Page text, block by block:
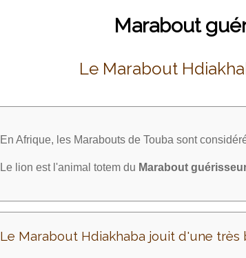
Marabout
Le Marabout
En Afrique, les Marabouts de Touba sont
Le lion est l'animal totem du Marabout
Le Marabout Hdiakhaba jouit d'une très